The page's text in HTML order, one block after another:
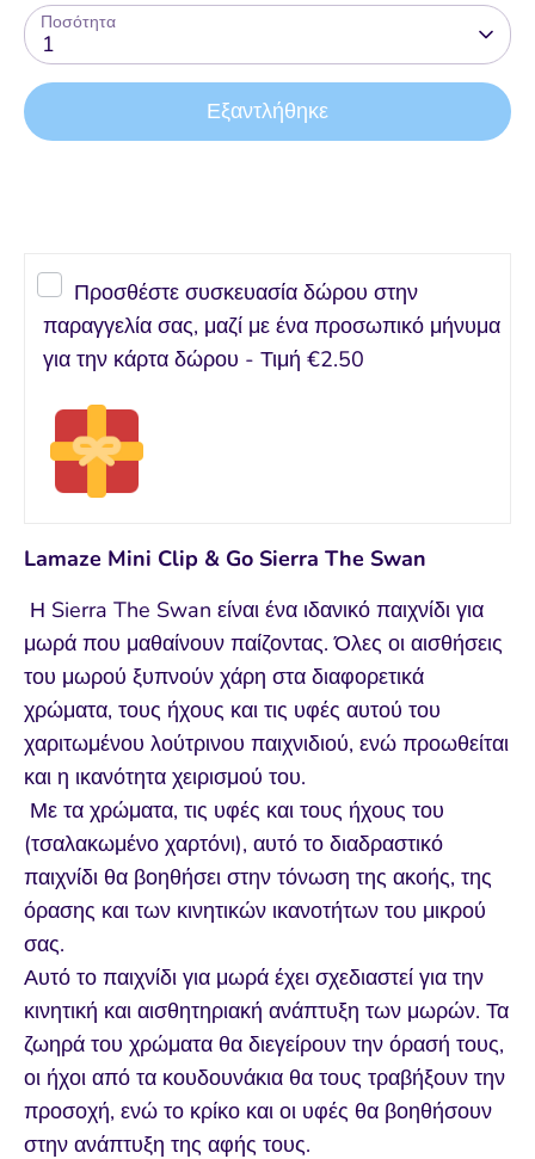
Ποσότητα
1
Εξαντλήθηκε
Προσθέστε συσκευασία δώρου στην
παραγγελία σας, μαζί με ένα προσωπικό μήνυμα
για την κάρτα δώρου - Τιμή €2.50
Lamaze Mini Clip & Go Sierra The Swan
Η Sierra The Swan είναι ένα ιδανικό παιχνίδι για
μωρά που μαθαίνουν παίζοντας. Όλες οι αισθήσεις
του μωρού ξυπνούν χάρη στα διαφορετικά
χρώματα, τους ήχους και τις υφές αυτού του
χαριτωμένου λούτρινου παιχνιδιού, ενώ προωθείται
και η ικανότητα χειρισμού του.
Με τα χρώματα, τις υφές και τους ήχους του
(τσαλακωμένο χαρτόνι), αυτό το διαδραστικό
παιχνίδι θα βοηθήσει στην τόνωση της ακοής, της
όρασης και των κινητικών ικανοτήτων του μικρού
σας.
Αυτό το παιχνίδι για μωρά έχει σχεδιαστεί για την
κινητική και αισθητηριακή ανάπτυξη των μωρών. Τα
ζωηρά του χρώματα θα διεγείρουν την όρασή τους,
οι ήχοι από τα κουδουνάκια θα τους τραβήξουν την
προσοχή, ενώ το κρίκο και οι υφές θα βοηθήσουν
στην ανάπτυξη της αφής τους.